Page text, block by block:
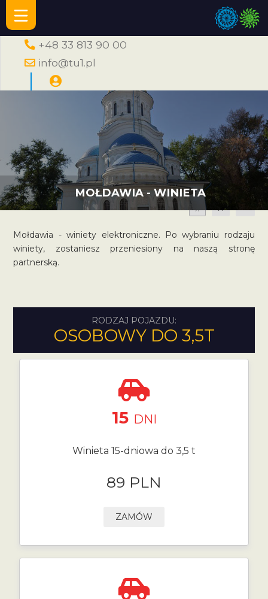
+48 33 813 90 00
info@tu1.pl
MOŁDAWIA - WINIETA
A A
Mołdawia - winiety elektroniczne. Po wybraniu rodzaju
winiety, zostaniesz przeniesiony na naszą stronę
partnerską.
RODZAJ POJAZDU:
OSOBOWY DO 3,5T
15 DNI
Winieta 15-dniowa do 3,5 t
89 PLN
ZAMÓW